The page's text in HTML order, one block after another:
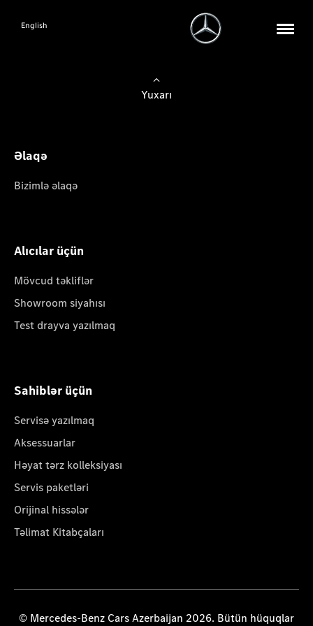
English
Yuxarı
Əlaqə
Bizimlə əlaqə
Alıcılar üçün
Mövcud təkliflər
Showroom siyahısı
Test drayva yazılmaq
Sahiblər üçün
Servisə yazılmaq
Aksessuarlar
Həyat tərz kolleksiyası
Servis paketləri
Orijinal hissələr
Təlimat Kitabçaları
© Mercedes-Benz Cars Azerbaijan 2026. Bütün hüquqlar